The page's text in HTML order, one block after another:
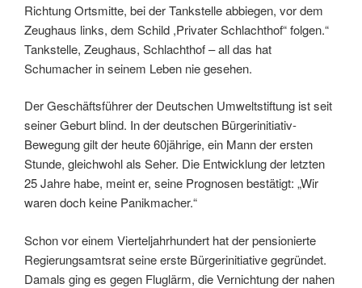
Richtung Ortsmitte, bei der Tankstelle abbiegen, vor dem
Zeughaus links, dem Schild ,Privater Schlachthof“ folgen.“
Tankstelle, Zeughaus, Schlachthof – all das hat
Schumacher in seinem Leben nie gesehen.
Der Geschäftsführer der Deutschen Umweltstiftung ist seit
seiner Geburt blind. In der deutschen Bürgerinitiativ-
Bewegung gilt der heute 60jährige, ein Mann der ersten
Stunde, gleichwohl als Seher. Die Entwicklung der letzten
25 Jahre habe, meint er, seine Prognosen bestätigt: „Wir
waren doch keine Panikmacher.“
Schon vor einem Vierteljahrhundert hat der pensionierte
Regierungsamtsrat seine erste Bürgerinitiative gegründet.
Damals ging es gegen Fluglärm, die Vernichtung der nahen